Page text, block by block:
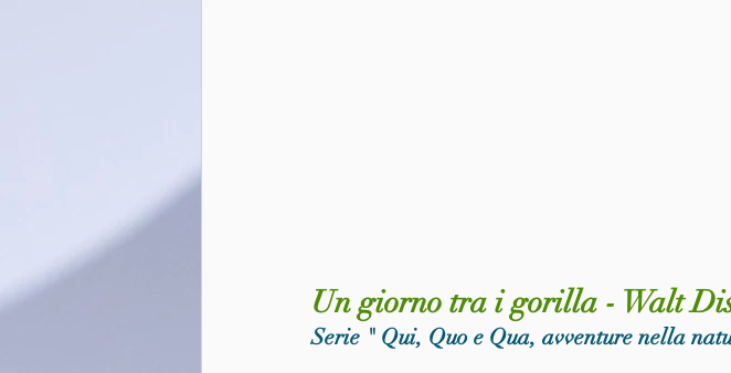
Un giorno tra i gorilla - Walt
Serie " Qui, Quo e Qua, avventure nella